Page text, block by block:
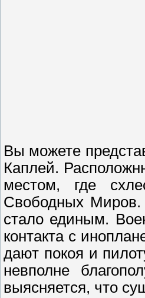
Вы можете
Каплей.
местом, где
Свободных Миров.
стало единым.
контакта с
дают покоя и
невполне
выясняется, что